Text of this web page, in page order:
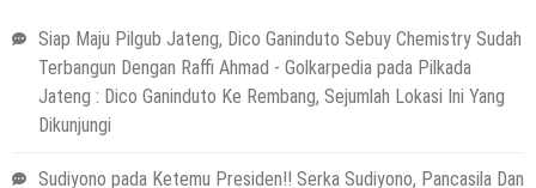
Siap Maju Pilgub Jateng, Dico Ganinduto Sebuy Chemistry Sudah
Terbangun Dengan Raffi Ahmad - Golkarpedia pada Pilkada
Jateng : Dico Ganinduto Ke Rembang, Sejumlah Lokasi Ini Yang
Dikunjungi
Sudiyono pada Ketemu Presiden!! Serka Sudiyono, Pancasila Dan